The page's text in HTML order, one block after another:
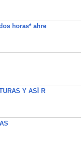
horas* ahre
Y ASÍ R